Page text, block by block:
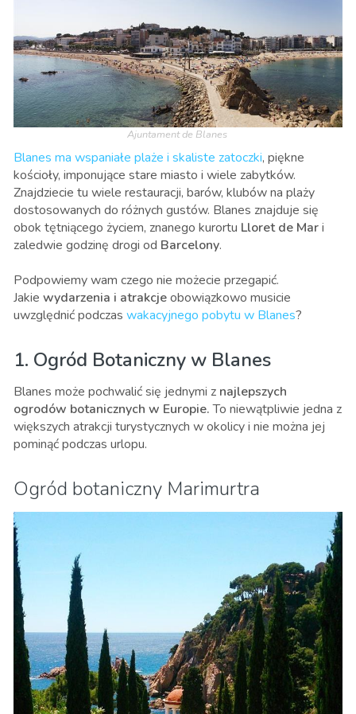
Ajuntament de Blanes
Blanes ma wspaniałe plaże i skaliste zatoczki, piękne
kościoły, imponujące stare miasto i wiele zabytków.
Znajdziecie tu wiele restauracji, barów, klubów na plaży
dostosowanych do różnych gustów. Blanes znajduje się
obok tętniącego życiem, znanego kurortu Lloret de Mari
zaledwie godzinę drogi od Barcelony.
Podpowiemy wam czego nie możecie przegapić.
Jakie wydarzenia i atrakcjeobowiązkowo musicie
uwzględnić podczas wakacyjnego pobytu w Blanes?
1. Ogród Botaniczny w Blanes
Blanes może pochwalić się jednymi z najlepszych
ogrodów botanicznych w Europie.To niewątpliwie jedna z
większych atrakcji turystycznych w okolicy i nie można jej
pominąć podczas urlopu.
Ogród botaniczny Marimurtra